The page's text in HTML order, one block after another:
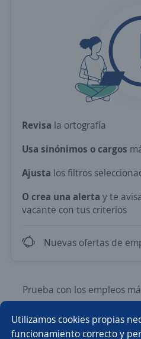
Utilizamos cookies propias
funcionamiento correcto y
Revisa la ortografía
Usa sinónimos o cargos
Ajusta los filtros
O crea una alerta y te
vacante con tus criterios
Nuevas ofertas de
Prueba con los empleos
Asesor/a comercial Asesor/